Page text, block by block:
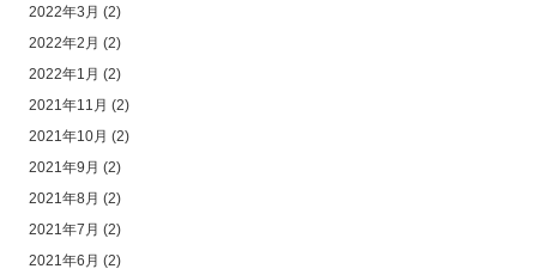
2022年3月 (2)
2022年2月 (2)
2022年1月 (2)
2021年11月 (2)
2021年10月 (2)
2021年9月 (2)
2021年8月 (2)
2021年7月 (2)
2021年6月 (2)